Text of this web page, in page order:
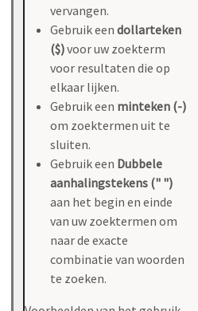
vervangen.
Gebruik een dollarteken
($)voor uw zoekterm
voor resultaten die op
elkaar lijken.
Gebruik een minteken (-)
om zoektermen uit te
sluiten.
Gebruik een Dubbele
aanhalingstekens (" ")
aan het begin en einde
van uw zoektermen om
naar de exacte
combinatie van woorden
te zoeken.